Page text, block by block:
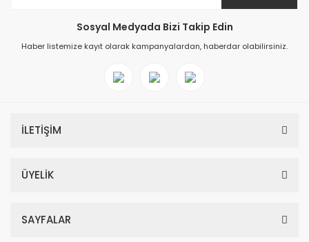
Sosyal Medyada Bizi Takip Edin
Haber listemize kayıt olarak kampanyalardan, haberdar olabilirsiniz.
İLETİŞİM
ÜYELİK
SAYFALAR